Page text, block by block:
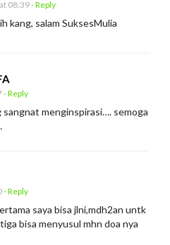
08:39- Reply
kang, salam SuksesMulia
- Reply
sangnat menginspirasi…. semoga
- Reply
saya bisa jlni,mdh2an untk
bisa menyusul mhn doa nya